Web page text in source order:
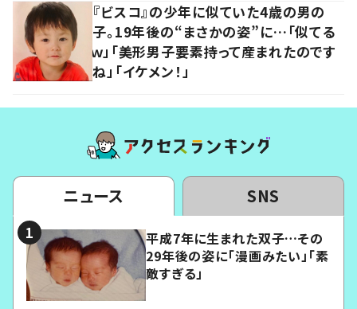
『ビスコ』の少年に似ていた4歳の男の
子。19年後の“まさかの姿”に…「似てる
ｗ」「美形男子要素持って産まれたのです
ね」「イケメン！」
ニュース SNS
平成7年に生まれた双子…その
29年後の姿に「漫画みたい」「素
敵すぎる」